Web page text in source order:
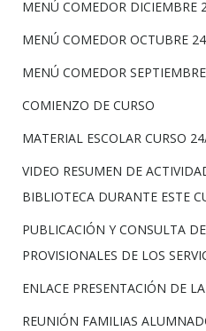
MENÚ COMEDOR DICIEMBRE
MENÚ COMEDOR OCTUBRE 24
MENÚ COMEDOR
COMIENZO DE CURSO
MATERIAL ESCOLAR CURSO
VIDEO RESUMEN DE
BIBLIOTECA DURANTE ESTE
PUBLICACIÓN Y CONSULTA
PROVISIONALES DE LOS
ENLACE PRESENTACIÓN DE
REUNIÓN FAMILIAS